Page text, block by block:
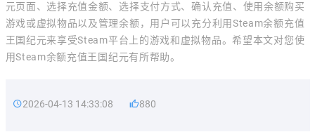
元页面、选择充值金额、选择支付方式、确认充值、使用余额购买
游戏或虚拟物品以及管理余额，用户可以充分利用Steam余额充值
王国纪元来享受Steam平台上的游戏和虚拟物品。希望本文对您使
用Steam余额充值王国纪元有所帮助。
2026-04-13 14:33:08 880